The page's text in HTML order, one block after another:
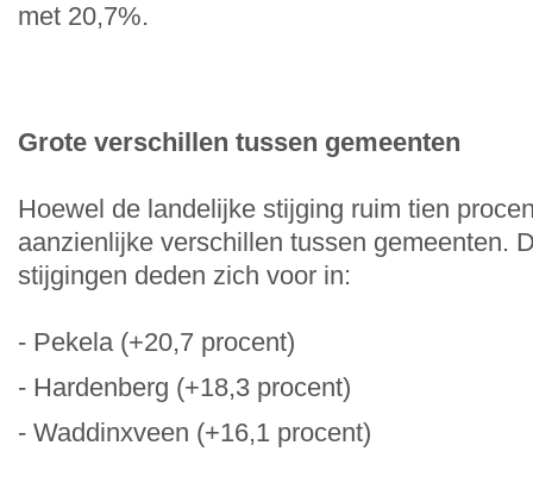
met 20,7%.
Grote verschillen tussen gemeenten
Hoewel de landelijke stijging ruim tien
aanzienlijke verschillen tussen gemeenten.
stijgingen deden zich voor in:
- Pekela(+20,7 procent)
- Hardenberg (+18,3 procent)
- Waddinxveen (+16,1 procent)